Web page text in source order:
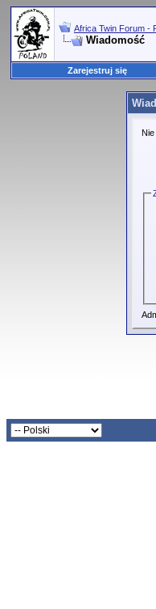
Africa Twin Forum -
Wiadomość
Zarejestruj się